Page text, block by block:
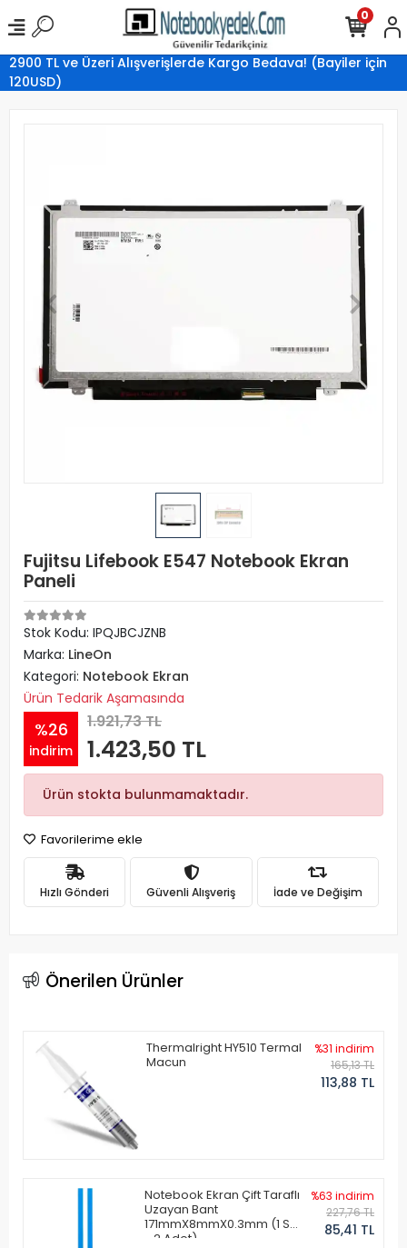
2900 TL ve Üzeri Alışverişlerde Kargo Bedava! (Bayiler için
120USD)
0
Fujitsu Lifebook E547 Notebook Ekran
Paneli
Stok Kodu: IPQJBCJZNB
Marka: LineOn
Kategori: Notebook Ekran
Ürün Tedarik Aşamasında
%26
indirim
1.921,73 TL
1.423,50 TL
Ürün stokta bulunmamaktadır.
Favorilerime ekle
Hızlı Gönderi Güvenli Alışveriş İade ve Değişim
Önerilen Ürünler
Thermalright HY510 Termal
Macun
%31 indirim
165,13 TL
113,88 TL
Notebook Ekran Çift Taraflı
Uzayan Bant
171mmX8mmX0.3mm (1 Set
- 2 Adet)
%63 indirim
227,76 TL
85,41 TL